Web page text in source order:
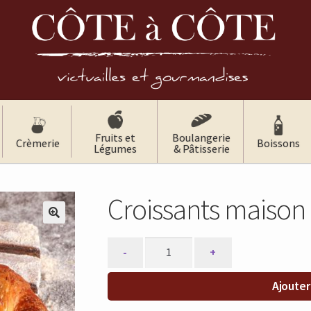
Crèmerie
Fruits et
Légumes
Boulangerie
& Pâtisserie
Boissons
🔍
Croissants maison